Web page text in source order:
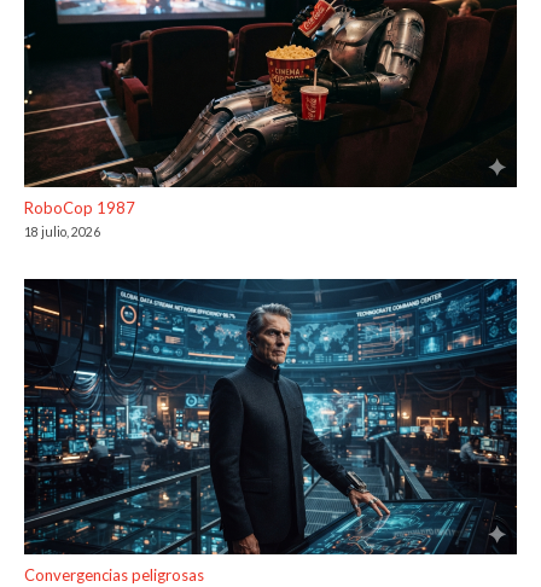
RoboCop 1987
18 julio, 2026
Convergencias peligrosas